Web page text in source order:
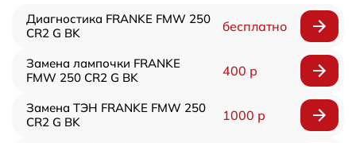
Диагностика FRANKE FMW 250
CR2 G BK
бесплатно
Замена лампочки FRANKE
FMW 250 CR2 G BK
400 р
Замена ТЭН FRANKE FMW 250
CR2 G BK
1000 р